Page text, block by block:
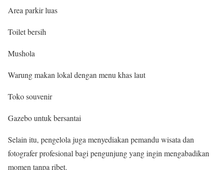
Area parkir luas
Toilet bersih
Mushola
Warung makan lokal dengan menu khas laut
Toko souvenir
Gazebo untuk bersantai
Selain itu, pengelola juga menyediakan pemandu wisata dan
fotografer profesional bagi pengunjung yang ingin mengabadikan
momen tanpa ribet.